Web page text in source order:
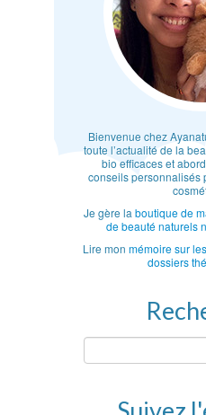
Bienvenue chez
toute l’actualité de la
bio efficaces et
conseils personnalisés
Je gère la boutique de
de beauté naturels
Lire mon mémoire sur
dossiers